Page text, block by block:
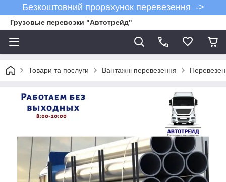
Безкоштовний прорахунок перевезення ->
Грузовые перевозки "Автотрейд"
Товари та послуги Вантажні перевезення